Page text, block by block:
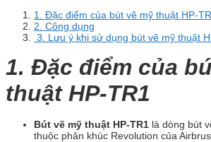
1. Đặc điểm của bút vẽ mỹ thuật HP-
2. Công dụng
3. Lưu ý khi sử dụng bút vẽ mỹ thuật
1. Đặc điểm của
thuật HP-TR1
Bút vẽ mỹ thuật HP-TR1 là dòng bút
thuộc phân khúc Revolution của